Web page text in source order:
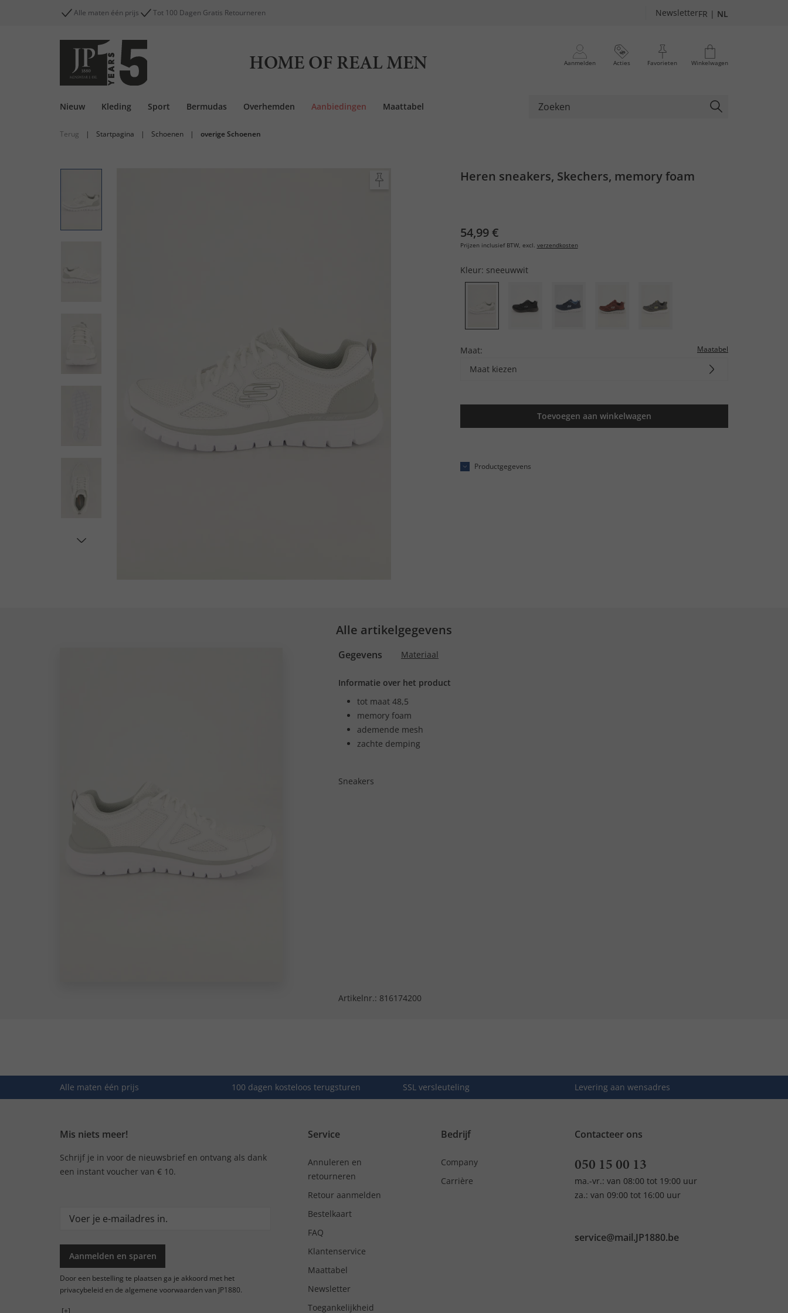
Alle maten één prijs Tot 100 Dagen Gratis Retourneren NewsletterFR | NL
HOME OF REAL MEN Aanmelden Acties Favorieten Winkelwagen
Nieuw Kleding Sport Bermudas Overhemden Aanbiedingen Maattabel
Terug | Startpagina | Schoenen | overige Schoenen
Heren sneakers, Skechers, memory foam
54,99 €
Prijzen inclusief BTW, excl. verzendkosten
Kleur: sneeuwwit
Maat: Maatabel
Maat kiezen
Toevoegen aan winkelwagen
Productgegevens
Alle artikelgegevens
Gegevens Materiaal
Informatie over het product
tot maat 48,5
memory foam
ademende mesh
zachte demping
Sneakers
Artikelnr.: 816174200
Alle maten één prijs 100 dagen kosteloos terugsturen SSL versleuteling Levering aan wensadres
Mis niets meer!
Schrijf je in voor de nieuwsbrief en ontvang als dank
een instant voucher van € 10.
Aanmelden en sparen
Door een bestelling te plaatsen ga je akkoord met het
privacybeleid en de algemene voorwaarden van JP1880.
[+]
Service
Annuleren en
retourneren
Retour aanmelden
Bestelkaart
FAQ
Klantenservice
Maattabel
Newsletter
Toegankelijkheid
Bedrijf
Company
Carrière
Contacteer ons
050 15 00 13
ma.-vr.: van 08:00 tot 19:00 uur
za.: van 09:00 tot 16:00 uur
service@mail.JP1880.be